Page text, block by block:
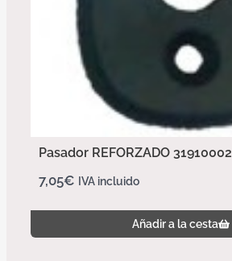
Pasador REFORZADO 31910002
7,05€ IVA incluido
Añadir a la cesta